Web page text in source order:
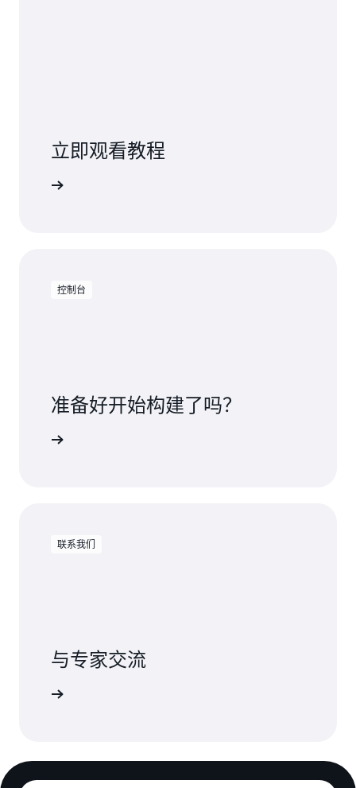
立即观看教程
控制台
准备好开始构建了吗？
联系我们
与专家交流